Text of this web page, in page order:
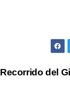
Recorrido del